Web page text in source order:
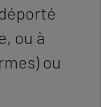
ou à
ou